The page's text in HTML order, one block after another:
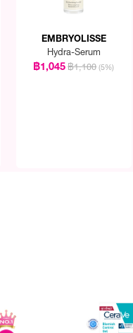
EMBRYOLISSE
Hydra-Serum
฿1,045฿1,100 (5%)